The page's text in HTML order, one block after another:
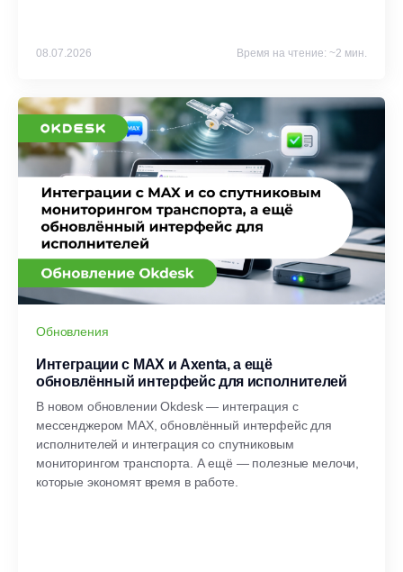
08.07.2026 Время на чтение: ~2 мин.
Обновления
Интеграции с MAX и Axenta, а ещё
обновлённый интерфейс для исполнителей
В новом обновлении Okdesk — интеграция с
мессенджером MAX, обновлённый интерфейс для
исполнителей и интеграция со спутниковым
мониторингом транспорта. А ещё — полезные мелочи,
которые экономят время в работе.